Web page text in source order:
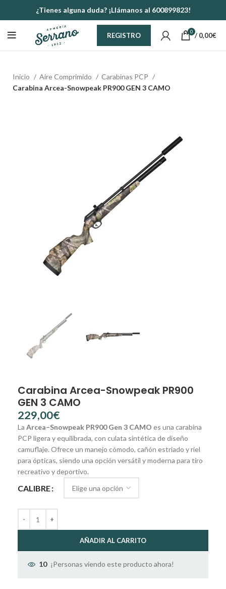
¿Tienes alguna duda? ¡Llámanos al 600899823!
REGISTRO 0 / 0,00€
Inicio Aire Comprimido
Carabinas PCP
Carabina Arcea-Snowpeak PR900 GEN 3 CAMO
Carabina Arcea-Snowpeak PR900
GEN 3 CAMO
€
La Arcea–Snowpeak PR900 Gen 3 CAMO es una carabina
PCP ligera y equilibrada, con culata sintética de diseño
camuflaje. Ofrece un manejo cómodo, cañón estriado y riel
para ópticas, siendo una opción versátil y moderna para tiro
recreativo y deportivo.
CALIBRE
AÑADIR AL CARRITO
10 ¡Personas viendo este producto ahora!